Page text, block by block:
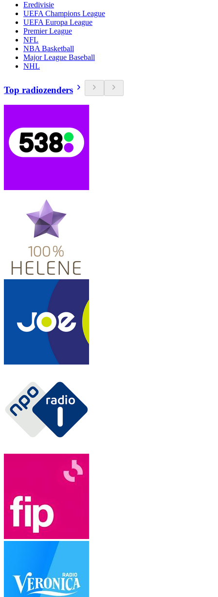
Eredivisie
UEFA Champions League
UEFA Europa League
Premier League
NFL
NBA Basketball
Major League Baseball
NHL
Top radiozenders